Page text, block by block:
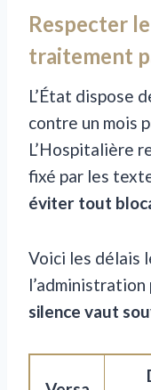
Respecter
traitement
L’État dispose
contre un mois
L’Hospitalière
fixé par les
éviter tout
Voici les délais
silence vaut